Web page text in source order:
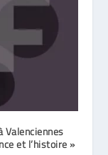
Valenciennes
et l’histoire »